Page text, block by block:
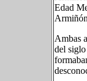
Edad
Ambas
del